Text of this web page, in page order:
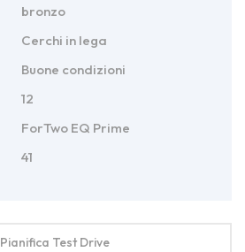
bronzo
Cerchi in lega
Buone condizioni
12
ForTwo EQ Prime
41
Pianifica Test Drive